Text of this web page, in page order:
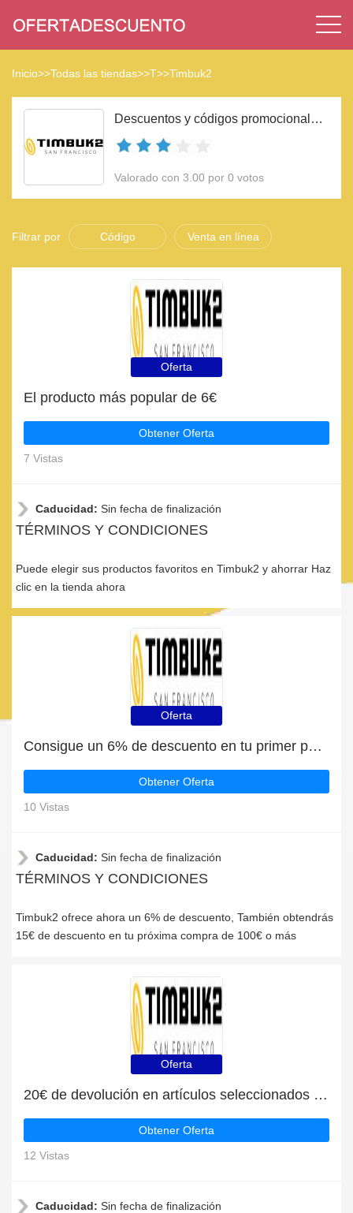
Inicio>>Todas las tiendas>>T>>Timbuk2
Descuentos y códigos promocionales Timbuk2 2023
Valorado con 3.00 por 0 votos
Filtrar por Código Venta en línea
Oferta
El producto más popular de 6€
Obtener Oferta
7 Vistas
Caducidad: Sin fecha de finalización
TÉRMINOS Y CONDICIONES
Puede elegir sus productos favoritos en Timbuk2 y ahorrar Haz
clic en la tienda ahora
Oferta
Consigue un 6% de descuento en tu primer pedido en Timbuk2
Obtener Oferta
10 Vistas
Caducidad: Sin fecha de finalización
TÉRMINOS Y CONDICIONES
Timbuk2 ofrece ahora un 6% de descuento, También obtendrás
15€ de descuento en tu próxima compra de 100€ o más
Oferta
20€ de devolución en artículos seleccionados en Timbuk2
Obtener Oferta
12 Vistas
Caducidad: Sin fecha de finalización